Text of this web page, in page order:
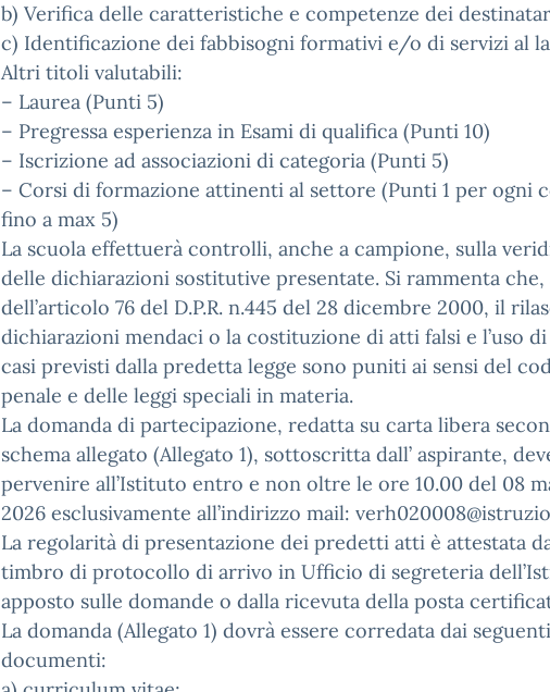
b) Verifica delle caratteristiche e competenze dei
c) Identificazione dei fabbisogni formativi e/o di servizi al
Altri titoli valutabili:
– Laurea (Punti 5)
– Pregressa esperienza in Esami di qualifica (Punti 10)
– Iscrizione ad associazioni di categoria (Punti 5)
– Corsi di formazione attinenti al settore (Punti 1 per ogni
fino a max 5)
La scuola effettuerà controlli, anche a campione, sulla
delle dichiarazioni sostitutive presentate. Si rammenta che,
dell’articolo 76 del D.P.R. n.445 del 28 dicembre 2000, il
dichiarazioni mendaci o la costituzione di atti falsi e l’uso di
casi previsti dalla predetta legge sono puniti ai sensi del
penale e delle leggi speciali in materia.
La domanda di partecipazione, redatta su carta libera
schema allegato (Allegato 1), sottoscritta dall’ aspirante,
pervenire all’Istituto entro e non oltre le ore 10.00 del 08
2026 esclusivamente all’indirizzo mail:
La regolarità di presentazione dei predetti atti è attestata
timbro di protocollo di arrivo in Ufficio di segreteria
apposto sulle domande o dalla ricevuta della posta
La domanda (Allegato 1) dovrà essere corredata dai seguenti
documenti: